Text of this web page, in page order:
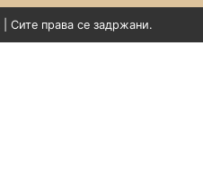
Сите права се задржани.